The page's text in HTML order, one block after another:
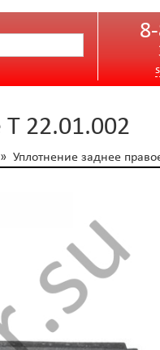
22.01.002
» Уплотнение заднее